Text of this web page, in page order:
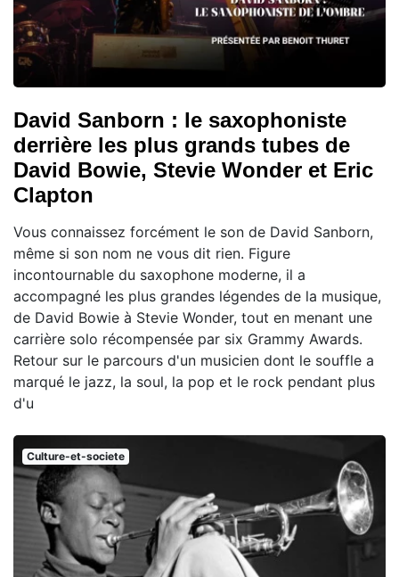
David Sanborn : le saxophoniste
derrière les plus grands tubes de
David Bowie, Stevie Wonder et Eric
Clapton
Vous connaissez forcément le son de David Sanborn,
même si son nom ne vous dit rien. Figure
incontournable du saxophone moderne, il a
accompagné les plus grandes légendes de la musique,
de David Bowie à Stevie Wonder, tout en menant une
carrière solo récompensée par six Grammy Awards.
Retour sur le parcours d'un musicien dont le souffle a
marqué le jazz, la soul, la pop et le rock pendant plus
d'u
Culture-et-societe